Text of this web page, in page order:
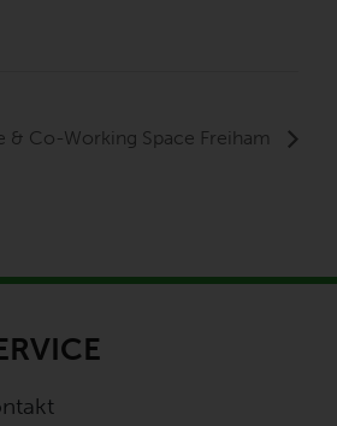
& Co-Working Space Freiham